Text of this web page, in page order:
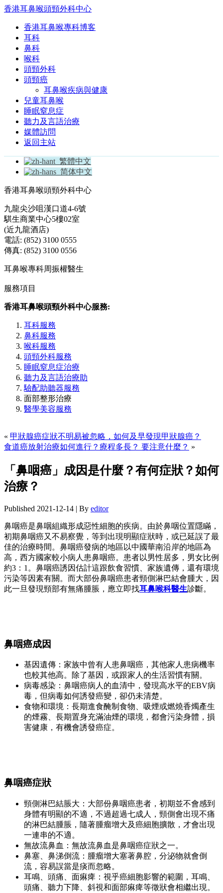
香港耳鼻喉頭頸外科中心
香港耳鼻喉專科博客
耳科
鼻科
喉科
頭頸外科
頭頸癌
耳鼻喉疾病與健康
兒童耳鼻喉
睡眠窒息症
聽力及言語治療
媒體訪問
返回主站
繁體中文
简体中文
香港耳鼻喉頭頸外科中心
九龍尖沙咀漢口道4-6號
騏生商業中心5樓02室
(近九龍酒店)
電話: (852) 3100 0555
傳真: (852) 3100 0556
耳鼻喉專科周振權醫生
服務項目
香港耳鼻喉頭頸外科中心服務:
耳科服務
鼻科服務
喉科服務
頭頸外科服務
睡眠窒息症治療
聽力及言語治療助
驗配助聽器服務
面部整形治療
醫學美容服務
« 甲狀腺癌症狀不明易被忽略，如何及早發現甲狀腺癌？
食道癌放射治療如何進行？療程多長？ 要注意什麼？ »
「鼻咽癌」成因是什麼？有何症狀？如何
治療？
Published 2021-12-14 | By editor
鼻咽癌是鼻咽組織形成惡性細胞的疾病。由於鼻咽位置隱瞞，
初期鼻咽癌又不易察覺，等到出現明顯症狀時，或已延誤了最
佳的治療時間。鼻咽癌發病的地區以中國華南沿岸的地區為
高，西方國家較小病人患鼻咽癌。患者以男性居多，男女比例
約3：1。鼻咽癌誘因估計這跟飲食習慣、家族遺傳，還有環境
污染等因素有關。而大部份鼻咽癌患者頸側淋巴結會腫大，因
此一旦發現頸部有無痛腫脹，應立即找耳鼻喉科醫生診斷。
鼻咽癌成因
基因遺傳：家族中曾有人患鼻咽癌，其他家人患病機率
也較其他高。除了基因，或跟家人的生活習慣有關。
病毒感染：鼻咽癌病人的血清中，發現高水平的EBV病
毒，但病毒如何誘發癌變，卻仍未清楚。
食物和環境：長期進食醃制食物、吸煙或燃燒香燭產生
的煙霧、長期置身充滿油煙的環境，都會污染身體，損
害健康，有機會誘發癌症。
鼻咽癌症狀
頸側淋巴結脹大：大部份鼻咽癌患者，初期並不會感到
身體有明顯的不適，不過超過七成人，頸側會出現不痛
的淋巴結腫脹，隨著腫瘤增大及癌細胞擴散，才會出現
一連串的不適。
無故流鼻血：無故流鼻血是鼻咽癌症狀之一。
鼻塞、鼻涕倒流：腫瘤增大塞著鼻腔，分泌物就會倒
流，容易誤當是痰而忽略。
耳鳴、頭痛、面痳痺：視乎癌細胞影響的範圍，耳鳴、
頭痛、聽力下降、斜視和面部痳痺等徵狀會相繼出現。